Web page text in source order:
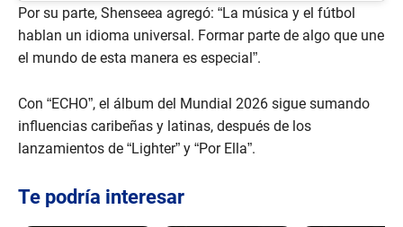
Por su parte, Shenseea agregó: “La música y el fútbol
hablan un idioma universal. Formar parte de algo que une
el mundo de esta manera es especial”.
Con “ECHO”, el álbum del Mundial 2026 sigue sumando
influencias caribeñas y latinas, después de los
lanzamientos de “Lighter” y “Por Ella”.
Te podría interesar